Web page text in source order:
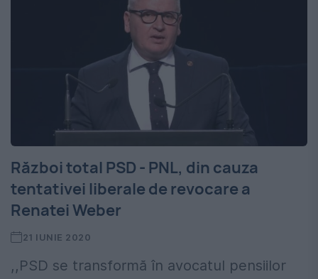
Război total PSD - PNL, din cauza
tentativei liberale de revocare a
Renatei Weber
21 IUNIE 2020
,,PSD se transformă în avocatul pensiilor